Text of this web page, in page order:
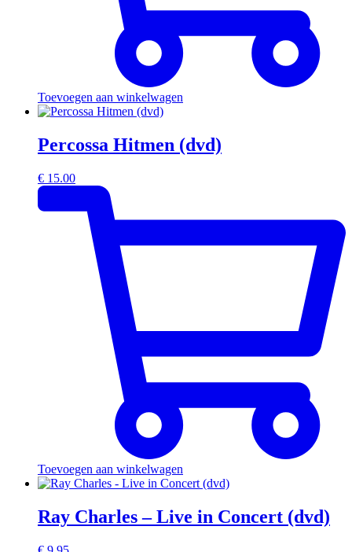
Toevoegen aan winkelwagen
Percossa Hitmen (dvd)
€ 15.00
Toevoegen aan winkelwagen
Ray Charles – Live in Concert (dvd)